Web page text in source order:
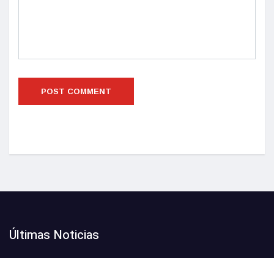
Últimas Noticias